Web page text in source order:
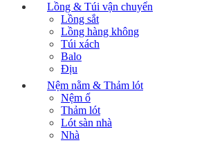
Lồng & Túi vận chuyển
Lồng sắt
Lồng hàng không
Túi xách
Balo
Địu
Nệm nằm & Thảm lót
Nệm ổ
Thảm lót
Lót sàn nhà
Nhà